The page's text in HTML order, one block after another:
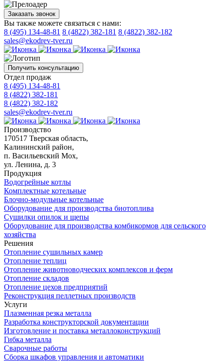
Заказать звонок
Вы также можете связаться с нами:
8 (495) 134-48-81 8 (4822) 382-181 8 (4822) 382-182
sales@ekodrev-tver.ru
Получить консультацию
Отдел продаж
8 (495) 134-48-81
8 (4822) 382-181
8 (4822) 382-182
sales@ekodrev-tver.ru
Производство
170517 Тверская область,
Калининский район,
п. Васильевский Мох,
ул. Ленина, д. 3
Продукция
Водогрейные котлы
Комплектные котельные
Блочно-модульные котельные
Оборудование для производства биотоплива
Сушилки опилок и щепы
Оборудование для производства комбикормов для сельского
хозяйства
Решения
Отопление сушильных камер
Отопление теплиц
Отопление животноводческих комплексов и ферм
Отопление складов
Отопление цехов предприятий
Реконструкция пеллетных производств
Услуги
Плазменная резка металла
Разработка конструкторской документации
Изготовление и поставка металлоконструкций
Гибка металла
Сварочные работы
Сборка шкафов управления и автоматики